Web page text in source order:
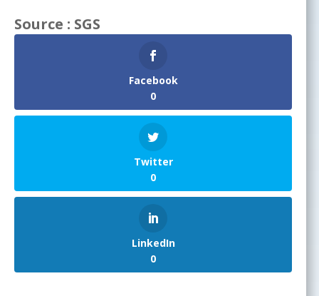
Source : SGS
Facebook
0
Twitter
0
LinkedIn
0